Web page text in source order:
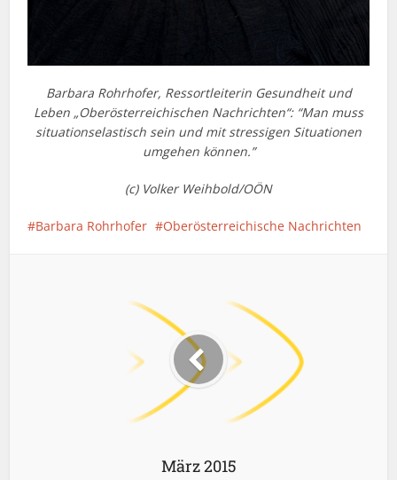
Barbara Rohrhofer, Ressortleiterin Gesundheit und
Leben „Oberösterreichischen Nachrichten“: “Man muss
situationselastisch sein und mit stressigen Situationen
umgehen können.”
(c) Volker Weihbold/OÖN
Barbara Rohrhofer Oberösterreichische Nachrichten
März 2015